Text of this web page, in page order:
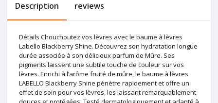
Description reviews
Détails Chouchoutez vos lèvres avec le baume à lèvres
Labello Blackberry Shine. Découvrez son hydratation longue
durée associée à son délicieux parfum de Mûre. Ses
pigments laissent une subtile touche de couleur sur vos
lèvres. Enrichi à l’arôme fruité de mûre, le baume à lèvres
LABELLO Blackberry Shine pénètre rapidement et offre un
effet de soin pour vos lèvres, les laissant remarquablement